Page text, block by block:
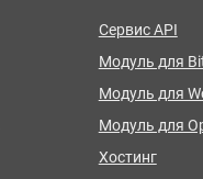
Сервис API
Модуль для
Модуль для
Модуль для
Хостинг